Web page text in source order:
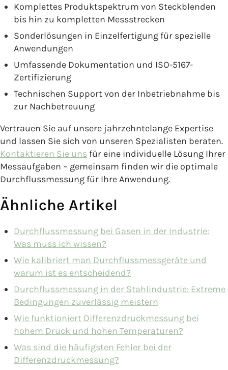
Komplettes Produktspektrum von Steckblenden
bis hin zu kompletten Messstrecken
Sonderlösungen in Einzelfertigung für spezielle
Anwendungen
Umfassende Dokumentation und ISO-5167-
Zertifizierung
Technischen Support von der Inbetriebnahme bis
zur Nachbetreuung
Vertrauen Sie auf unsere jahrzehntelange Expertise
und lassen Sie sich von unseren Spezialisten beraten.
Kontaktieren Sie uns für eine individuelle Lösung Ihrer
Messaufgaben – gemeinsam finden wir die optimale
Durchflussmessung für Ihre Anwendung.
Ähnliche Artikel
Durchflussmessung bei Gasen in der Industrie:
Was muss ich wissen?
Wie kalibriert man Durchflussmessgeräte und
warum ist es entscheidend?
Durchflussmessung in der Stahlindustrie: Extreme
Bedingungen zuverlässig meistern
Wie funktioniert Differenzdruckmessung bei
hohem Druck und hohen Temperaturen?
Was sind die häufigsten Fehler bei der
Differenzdruckmessung?